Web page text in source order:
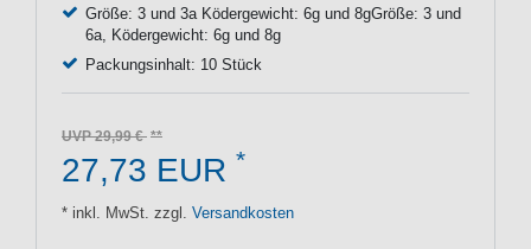
Größe: 3 und 3a Ködergewicht: 6g und 8gGröße: 3 und
6a, Ködergewicht: 6g und 8g
Packungsinhalt: 10 Stück
UVP 29,99 €
27,73 EUR *
* inkl. MwSt. zzgl. Versandkosten